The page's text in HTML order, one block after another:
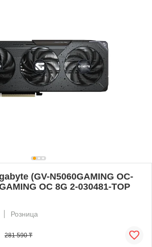
(GV-N5060GAMING OC-
OC 8G 2-030481-TOP
Розница
281 590 ₸